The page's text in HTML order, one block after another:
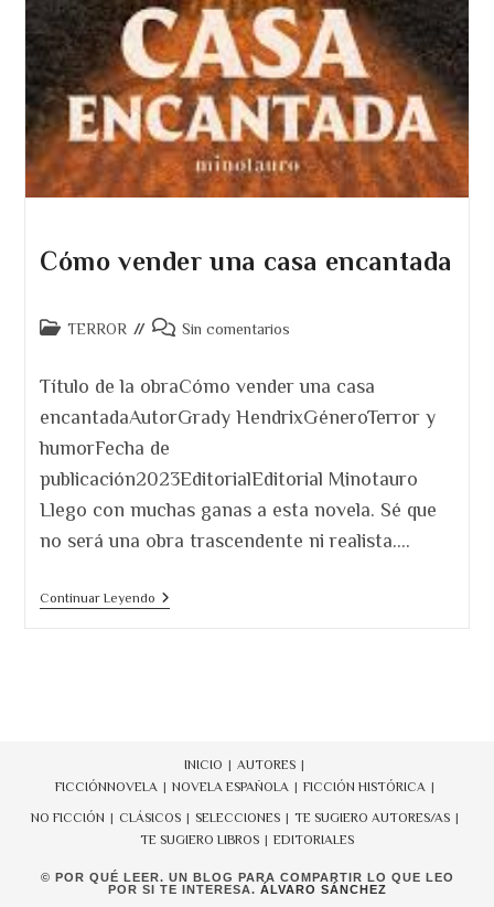
Cómo vender una casa encantada
Categoría
entrada:
TERROR
Comentarios
entrada:
Sin comentarios
Título de la obraCómo vender una casa
encantadaAutorGrady HendrixGéneroTerror y
humorFecha de
publicación2023EditorialEditorial Minotauro
Llego con muchas ganas a esta novela. Sé que
no será una obra trascendente ni realista.…
Continuar LeyendoCómo
INICIO
AUTORES
FICCIÓNNOVELA NOVELA ESPAÑOLA
FICCIÓN HISTÓRICA
NO FICCIÓN
CLÁSICOS SELECCIONES
TE SUGIERO AUTORES/AS
TE SUGIERO LIBROS
EDITORIALES
© POR QUÉ LEER. UN BLOG PARA COMPARTIR LO QUE LEO
POR SI TE INTERESA. ÁLVARO SÁNCHEZ